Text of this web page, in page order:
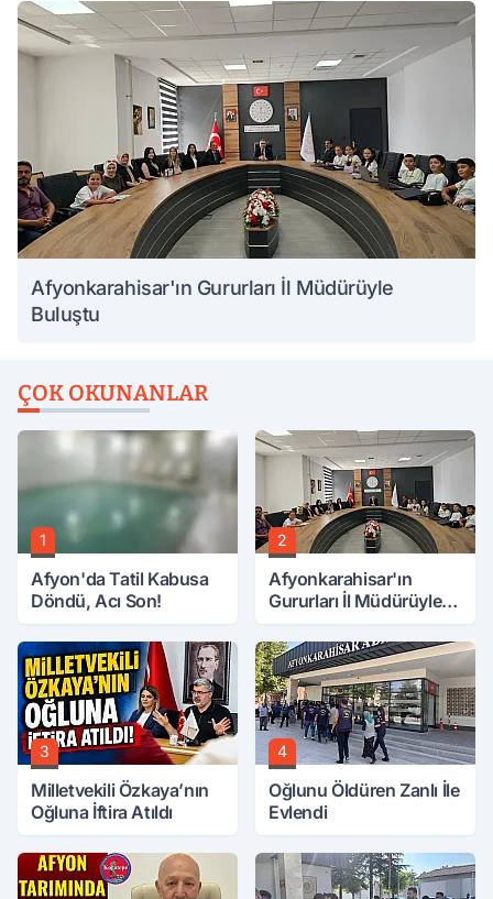
Afyonkarahisar'ın Gururları İl Müdürüyle
Buluştu
ÇOK OKUNANLAR
1
Afyon'da Tatil Kabusa
Döndü, Acı Son!
2
Afyonkarahisar'ın
Gururları İl Müdürüyle
3
Milletvekili Özkaya’nın
Oğluna İftira Atıldı
4
Oğlunu Öldüren Zanlı İle
Evlendi